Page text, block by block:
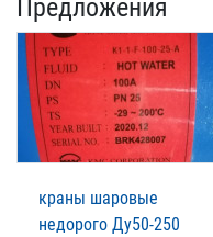
Предложения
краны шаровые
недорого Ду50-250